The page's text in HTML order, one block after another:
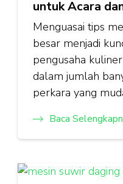
untuk Acara
Menguasai tips
besar menjadi
pengusaha
dalam jumlah
perkara yang
Baca